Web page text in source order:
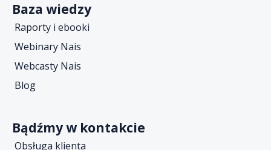
Baza wiedzy
Raporty i ebooki
Webinary Nais
Webcasty Nais
Blog
Bądźmy w kontakcie
Obsługa klienta